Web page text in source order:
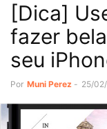
[Dica]
fazer
seu
Por Muni Perez - 25/